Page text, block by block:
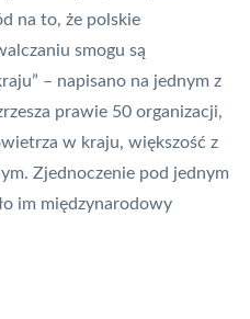
na to, że polskie
smogu są
– napisano na jednym z
prawie 50 organizacji,
w kraju, większość z
Zjednoczenie pod jednym
im międzynarodowy